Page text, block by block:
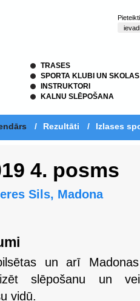
TRASES
SPORTA KLUBI UN SKOLAS
INSTRUKTORI
KALNU SLĒPOŠANA
/ Rezultāti / Izlases
4. posms
Sils, Madona
un arī
slēpošanu un
vidū.